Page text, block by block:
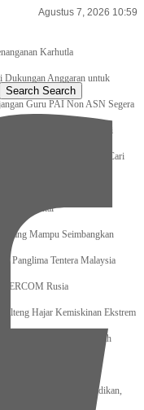
Agustus 7, 2026 10:59
Karhutla
Dukungan Anggaran untuk
Guru PAI Non ASN Segera
Taklukkan Tebing Tertinggi
Kemenag Upayakan Cari
Bansos Cair
Internasional
yang Mampu Seimbangkan
Panglima Tentera Malaysia
Rusia
Hajar Kemiskinan Ekstrem
Lawatan ke Timur Tengah
Wakaf dan Pendidikan,
Search Search